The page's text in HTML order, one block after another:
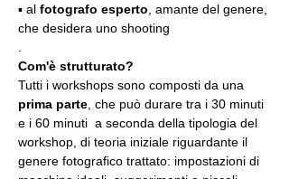
▪️ al fotografo esperto , amante del genere,
che desidera uno shooting
Com'è strutturato?
Tutti i workshops sono composti da una
prima parte , che può durare tra i 30 minuti
e i 60 minuti  a seconda della tipologia del
workshop, di teoria iniziale riguardante il
genere fotografico trattato: impostazioni di